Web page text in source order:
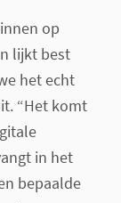
op
lijkt best
het echt
“Het komt
in het
bepaalde